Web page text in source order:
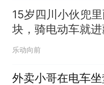
15岁四川小伙兜
块，骑电动车就进
说走就走的勇气太
乐动向前
外卖小哥在电车